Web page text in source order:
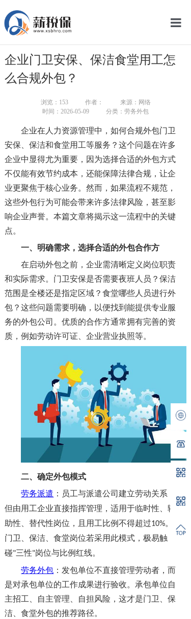
网
企业门卫安保、保洁食堂用工怎
么合规外包？
浏览： 153 作者：
来源：网络
时间：2026-05-09
分类：劳务外包
企业在人力资源管理中，如何合规外包门卫
安保、保洁和食堂用工等服务？这个问题在许多
企业中显得尤为重要，因为选择合适的外包方式
不仅能有效节约成本，还能保障法律合规，让企
业更聚焦于核心业务。然而，如果流程不规范，
这些外包行为可能会带来许多法律风险，甚至影
响企业声誉。本篇文章将揭示这一流程中的关键
点。
一、明确需求，选择合适的外包合作方
在启动外包之前，企业需清晰定义岗位职责
和实际需求。门卫安保是否需要夜班人员？保洁
范围是全楼还是指定区域？食堂哪些人员进行外
包？这些问题需要明确，以便找到能提供专业服
务的外包公司。优质的合作方通常拥有完善的资
质，例如劳动许可证、企业营业执照等。
二、确定外包模式
劳务派遣 ：员工与派遣公司建立劳动关系，
但由用工企业直接指挥管理，适用于临时性、辅
助性、替代性岗位，且用工比例不得超过10%。
门卫、保洁、食堂岗位若采用此模式，极易触
碰"三性"岗位与比例红线。
劳务外包 ：发包单位不直接管理劳动者，而
是对承包单位的工作成果进行验收。承包单位自
主招工、自主管理、自担风险，这才是门卫、保
洁、食堂外包的推荐路径。